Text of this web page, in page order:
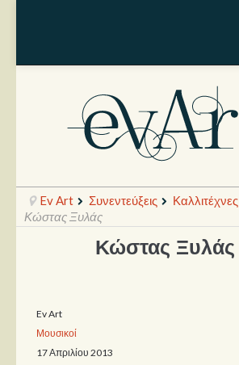
Ραπόρτο
Θέατρο
Συνεντεύξεις
Ev Art Συνεντεύξεις Καλλιτέχνες
Κώστας Ξυλάς
Κώστας Ξυλάς
Ev Art
Μουσικοί
17 Απριλίου 2013